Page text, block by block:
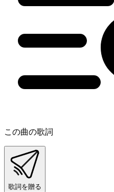
この曲の歌詞
歌詞を贈る